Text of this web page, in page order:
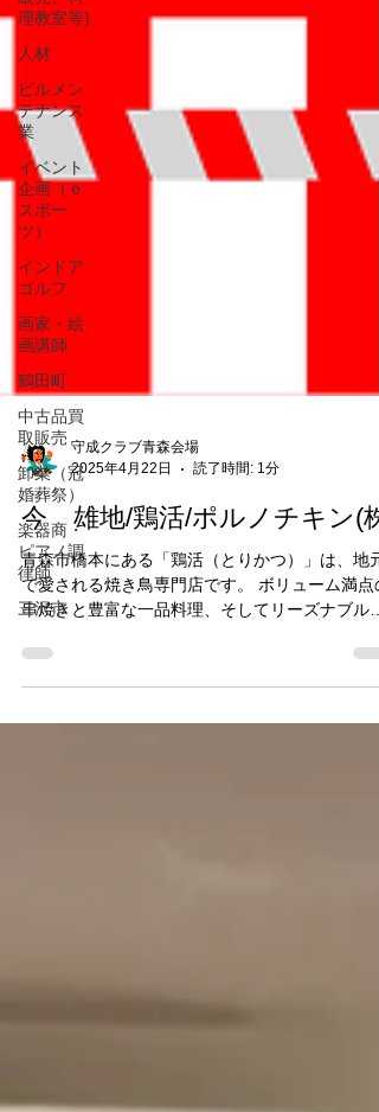
理教室等)
人材
ビルメン
テナンス
業
イベント
企画（ｅ
スポー
ツ）
インドア
ゴルフ
画家・絵
画講師
鶴田町
中古品買
取販売
卸業（冠
婚葬祭）
楽器商・
ピアノ調
律師
三沢市
守成クラブ青森会場
2025年4月22日
読了時間: 1分
今 雄地/鶏活/ポルノチキン(
青森市橋本にある「鶏活（とりかつ）」は、地元
で愛される焼き鳥専門店です。 ボリューム満点
串焼きと豊富な一品料理、そしてリーズナブルな
集まり、一人飲みにも最適な居酒屋です。ボリュ